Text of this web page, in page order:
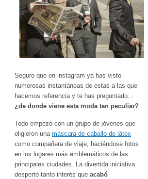
Seguro que en instagram ya has visto
numerosas instantáneas de estas a las que
hacemos referencia y te has preguntado…
¿de donde viene esta moda tan peculiar?
Todo empezó con un grupo de jóvenes que
eligieron una máscara de caballo de látex
como compañera de viaje, haciéndose fotos
en los lugares más emblemáticos de las
principales ciudades. La divertida iniciativa
despertó tanto interés que acabó